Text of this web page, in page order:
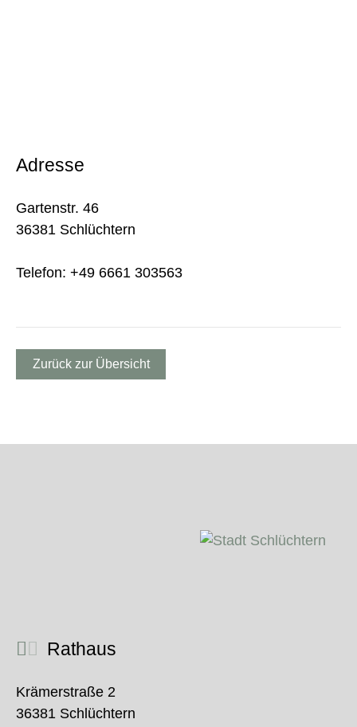
Adresse
Gartenstr. 46
36381 Schlüchtern
Telefon: +49 6661 303563
Zurück zur Übersicht
Rathaus
Krämerstraße 2
36381 Schlüchtern